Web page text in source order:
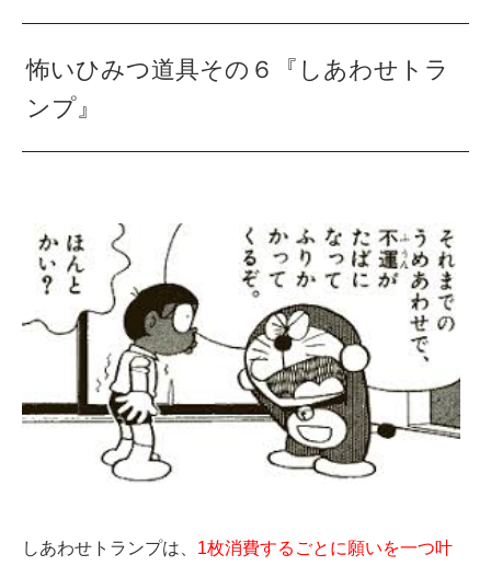
怖いひみつ道具その６『しあわせトラ
ンプ』
しあわせトランプは、 1枚消費するごとに願いを一つ叶